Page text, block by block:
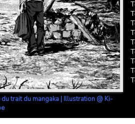
trait du mangaka | Illustration @ Ki-